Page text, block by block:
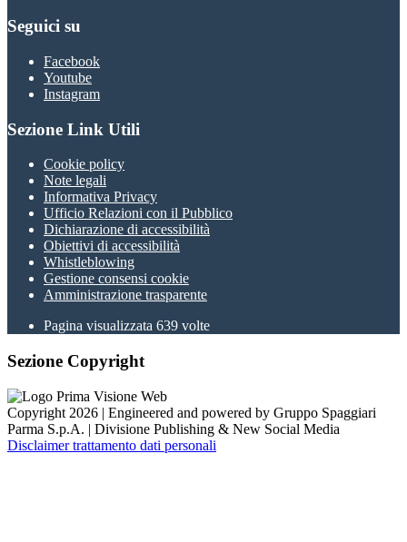
Seguici su
Facebook
Youtube
Instagram
Sezione Link Utili
Cookie policy
Note legali
Informativa Privacy
Ufficio Relazioni con il Pubblico
Dichiarazione di accessibilità
Obiettivi di accessibilità
Whistleblowing
Gestione consensi cookie
Amministrazione trasparente
Pagina visualizzata 639 volte
Sezione Copyright
Copyright 2026 | Engineered and powered by Gruppo Spaggiari
Parma S.p.A. | Divisione Publishing & New Social Media
Disclaimer trattamento dati personali